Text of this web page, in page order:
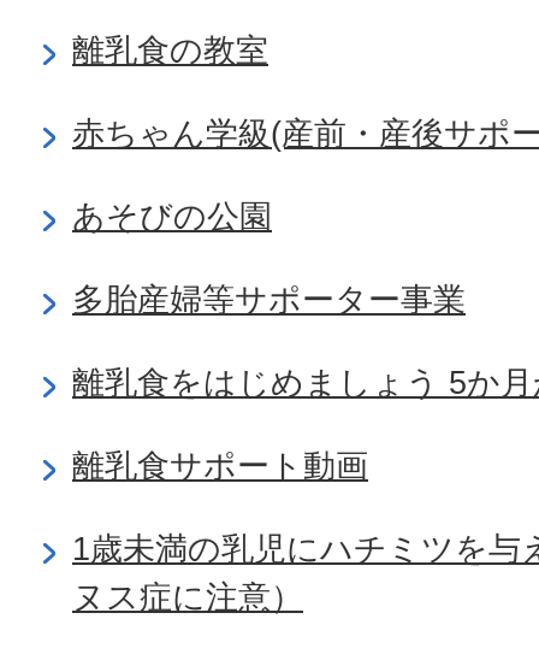
離乳食の教室
赤ちゃん学級(産前・産後サポ
あそびの公園
多胎産婦等サポーター事業
離乳食をはじめましょう 5か
離乳食サポート動画
1歳未満の乳児にハチミツを与
ヌス症に注意）